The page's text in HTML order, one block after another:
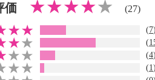
価 (27)
(7)
(
(4)
(1 )